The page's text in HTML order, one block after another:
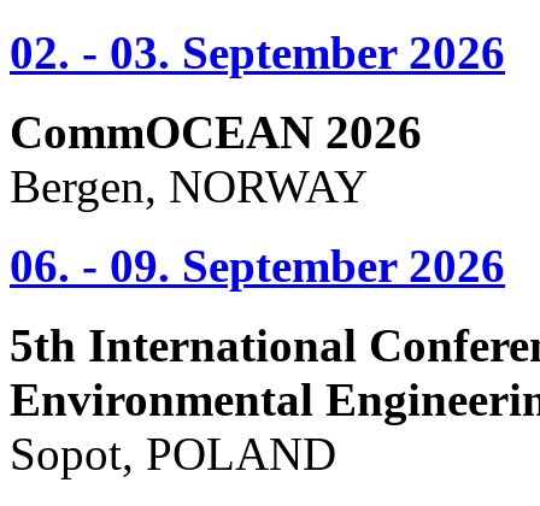
02. - 03. September 2026
CommOCEAN 2026
Bergen, NORWAY
06. - 09. September 2026
5th International
Environmental
Sopot, POLAND